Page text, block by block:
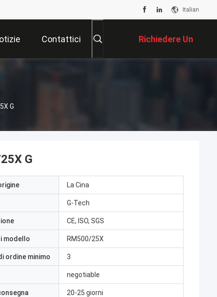
Italian
Contattici Richiedere Un
Preventivo
G
G
La Cina
G-Tech
CE, ISO, SGS
modello RM500/25X
ordine minimo 3
negotiable
20-25 giorni